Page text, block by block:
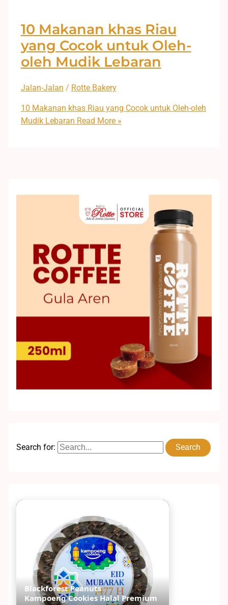
10 Makanan khas Riau
yang Cocok untuk Oleh-
oleh Mudik Lebaran
Jalan-Jalan / Rotte Bakery
10 Makanan khas Riau yang Cocok untuk Oleh-oleh
Mudik Lebaran Read More »
Search for:
Blackforest Peanuts
Kampoeng Cookies Halal Premium